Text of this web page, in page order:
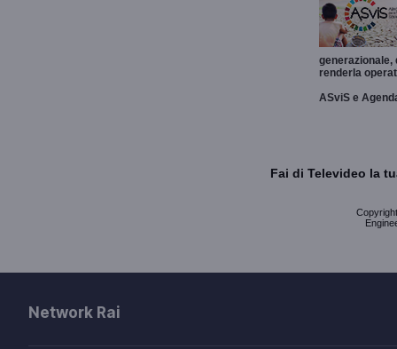
generazionale,
renderla
ASviS e
Fai di Televideo la